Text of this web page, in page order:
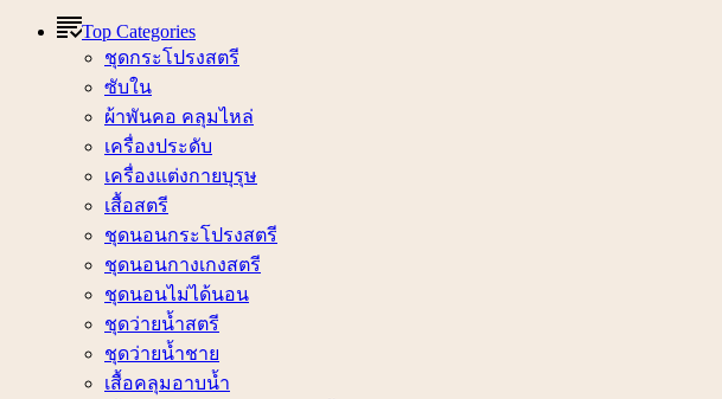
Top Categories
ชุดกระโปรงสตรี
ซับใน
ผ้าพันคอ คลุมไหล่
เครื่องประดับ
เครื่องแต่งกายบุรุษ
เสื้อสตรี
ชุดนอนกระโปรงสตรี
ชุดนอนกางเกงสตรี
ชุดนอนไม่ได้นอน
ชุดว่ายน้ำสตรี
ชุดว่ายน้ำชาย
เสื้อคลุมอาบน้ำ